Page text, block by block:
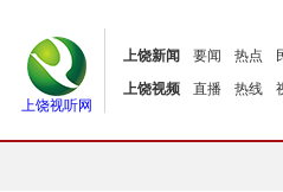
上饶视听网
上饶新闻 要闻 热点
上饶视频
直播 热线